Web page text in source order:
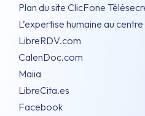
Plan du site ClicFone
L’expertise humaine au
LibreRDV.com
CalenDoc.com
Maiia
LibreCita.es
Facebook